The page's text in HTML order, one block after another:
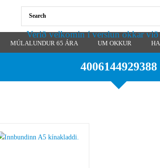
Verið velkomin í verslun okkar
MÚLALUNDUR 65 ÁRA UM OKKUR
4006144929388